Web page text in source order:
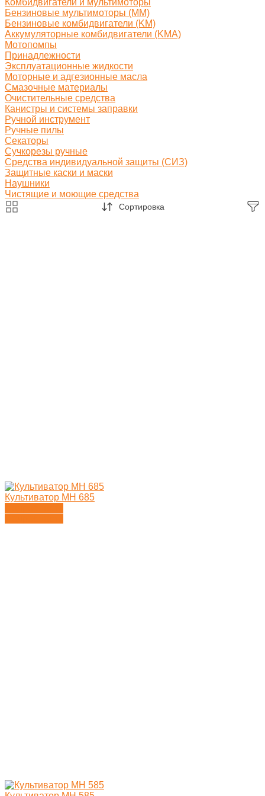
Бензиновые мультимоторы (MM)
Бензиновые комбидвигатели (KM)
Аккумуляторные комбидвигатели (KMA)
Мотопомпы
Принадлежности
Эксплуатационные жидкости
Моторные и адгезионные масла
Смазочные материалы
Очистительные средства
Канистры и системы заправки
Ручной инструмент
Ручные пилы
Секаторы
Сучкорезы ручные
Средства индивидуальной защиты (СИЗ)
Защитные каски и маски
Наушники
Чистящие и моющие средства
Сортировка
Культиватор MH 685